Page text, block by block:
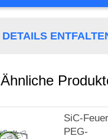
DETAILS
Ähnliche
SiC-
PEG-